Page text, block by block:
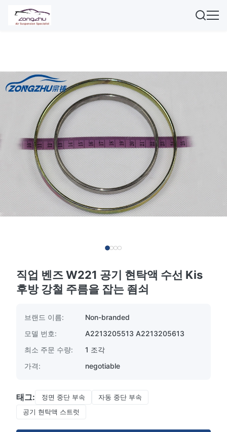
직업 벤즈 W221 공기 현탁액 수선 Kis
후방 강철 주름을 잡는 죔쇠
브랜드 이름:
Non-branded
모델 번호:
A2213205513 A2213205613
최소 주문 수량:
1 조각
가격:
negotiable
태그: 정면 중단 부속
자동 중단 부속
공기 현탁액 스트럿